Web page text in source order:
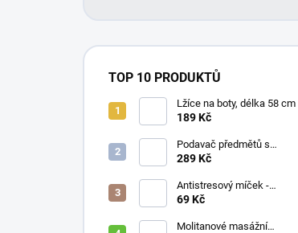
TOP 10 PRODUKTŮ
Lžíce na boty, délka 58 cm
189 Kč
Podavač předmětů s
magnetem / prodloužená
81 / 90 cm
289 Kč
Antistresový míček -
průměr 75 mm, mix barev
69 Kč
Molitanové masážní